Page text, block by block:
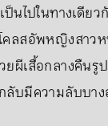
ป็นไปในทางเดีย
ลสอัพหญิงสาวห
ผีเสื้อกลางคืนรู
ลับมีความลับบา